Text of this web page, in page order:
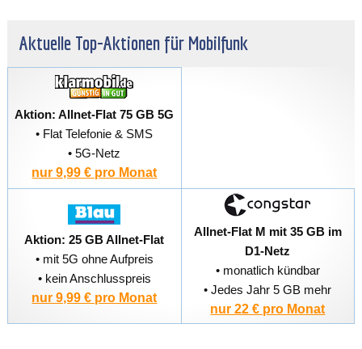
Aktuelle Top-Aktionen für Mobilfunk
Aktion: Allnet-Flat 75 GB 5G
• Flat Telefonie & SMS
• 5G-Netz
nur 9,99 € pro Monat
Aktion: 25 GB Allnet-Flat
• mit 5G ohne Aufpreis
• kein Anschlusspreis
nur 9,99 € pro Monat
Allnet-Flat M mit 35 GB im
D1-Netz
• monatlich kündbar
• Jedes Jahr 5 GB mehr
nur 22 € pro Monat